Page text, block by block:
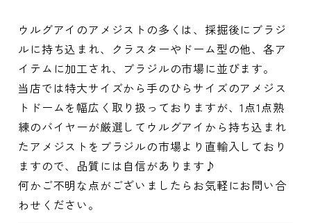
ウルグアイのアメジストの多くは、採掘後にブラジ
ルに持ち込まれ、クラスターやドーム型の他、各ア
イテムに加工され、ブラジルの市場に並びます。
当店では特大サイズから手のひらサイズのアメジス
トドームを幅広く取り扱っておりますが、1点1点熟
練のバイヤーが厳選してウルグアイから持ち込まれ
たアメジストをブラジルの市場より直輸入しており
ますので、品質には自信があります♪
何かご不明な点がございましたらお気軽にお問い合
わせください。